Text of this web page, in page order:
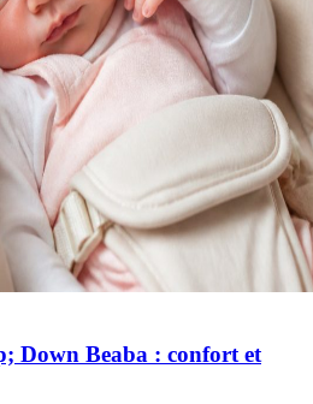
Down Beaba : confort et